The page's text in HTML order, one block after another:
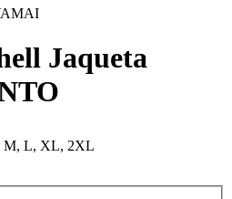
Jaqueta
M, L, XL, 2XL